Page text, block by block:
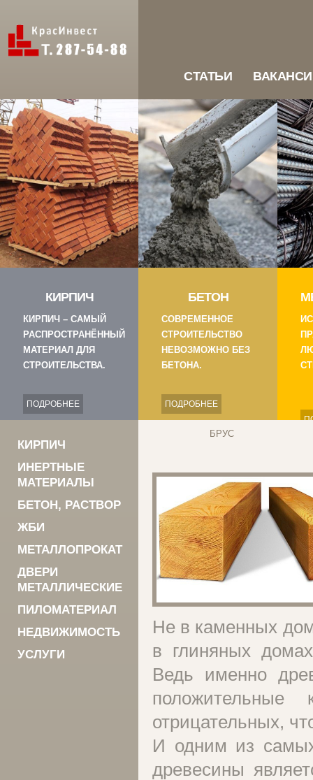
СТАТЬИ
КИРПИЧ
КИРПИЧ – САМЫЙ
РАСПРОСТРАНЁННЫЙ
МАТЕРИАЛ ДЛЯ
СТРОИТЕЛЬСТВА.
ПОДРОБНЕЕ
БЕТОН
СОВРЕМЕННОЕ
СТРОИТЕЛЬСТВО
НЕВОЗМОЖНО БЕЗ
БЕТОНА.
ПОДРОБНЕЕ
КИРПИЧ
ИНЕРТНЫЕ
МАТЕРИАЛЫ
БЕТОН, РАСТВОР
ЖБИ
МЕТАЛЛОПРОКАТ
ДВЕРИ
МЕТАЛЛИЧЕСКИЕ
ПИЛОМАТЕРИАЛ
НЕДВИЖИМОСТЬ
УСЛУГИ
БРУС
Не в каменных
в глиняных
Ведь именно
отрицательных,
И одним из
древесины